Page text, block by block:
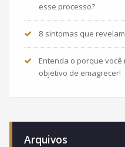
esse processo?
8 sintomas que
Entenda o porque
objetivo de emagrecer!
Arquivos